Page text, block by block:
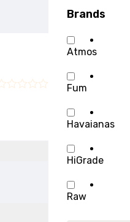
Brands
Atmos
Fum
Havaianas
HiGrade
Raw